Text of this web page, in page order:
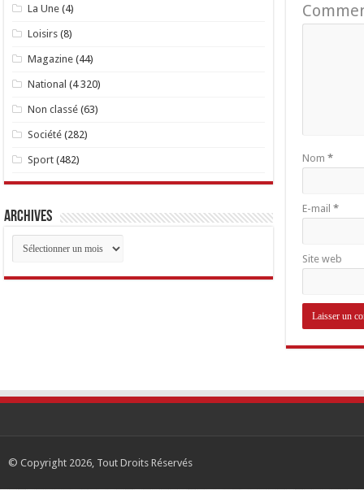
Nom *
E-mail *
Site web
La Une (4)
Loisirs (8)
Magazine (44)
National (4 320)
Non classé (63)
Société (282)
Sport (482)
Archives
Archives
© Copyright 2026, Tout Droits Réservés